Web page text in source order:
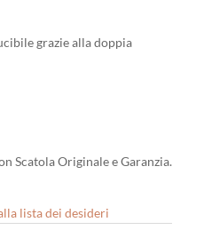
grazie alla doppia
Scatola Originale e Garanzia.
lista dei desideri